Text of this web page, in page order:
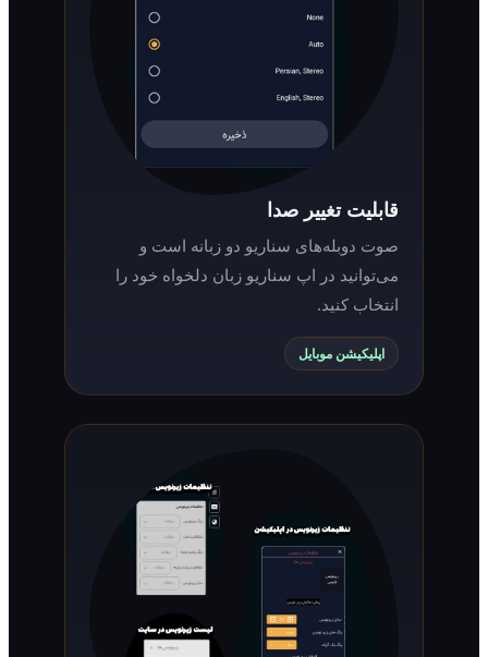
قابلیت تغییر صدا
صوت دوبله‌های سناریو دو زبانه است و
می‌توانید در اپ سناریو زبان دلخواه خود را
انتخاب کنید.
اپلیکیشن موبایل